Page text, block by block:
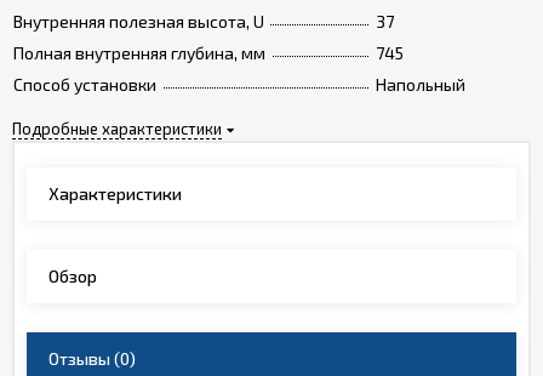
Внутренняя полезная высота, U
37
Полная внутренняя глубина, мм
745
Способ установки
Напольный
Подробные характеристики
Характеристики
Обзор
Отзывы(0)